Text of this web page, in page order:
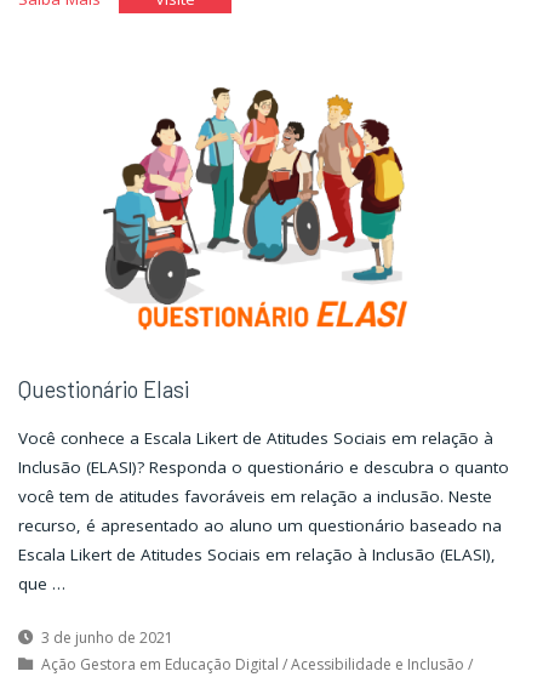
história"
uma
história"
Questionário Elasi
Você conhece a Escala Likert de Atitudes Sociais em relação à
Inclusão (ELASI)? Responda o questionário e descubra o quanto
você tem de atitudes favoráveis em relação a inclusão. Neste
recurso, é apresentado ao aluno um questionário baseado na
Escala Likert de Atitudes Sociais em relação à Inclusão (ELASI),
que …
3 de junho de 2021
Ação Gestora em Educação Digital /Acessibilidade e Inclusão /